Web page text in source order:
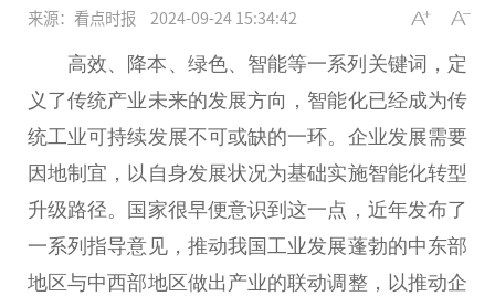
来源：看点时报 2024-09-24 15:34:42
高效、降本、绿色、智能等一系列关键词，定
义了传统产业未来的发展方向，智能化已经成为传
统工业可持续发展不可或缺的一环。企业发展需要
因地制宜，以自身发展状况为基础实施智能化转型
升级路径。
国家很早便意识到这一点， 近年发布了
一系列指导意见，推动我国工业发展蓬勃的中东部
地区与中西部地区做出产业的联动调整，以推动企